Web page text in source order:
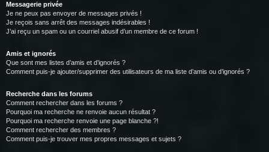
Messagerie privée
Je ne peux pas envoyer de messages privés !
Je reçois sans arrêt des messages indésirables !
J’ai reçu un spam ou un courriel abusif d’un membre de ce forum !
Amis et ignorés
Que sont mes listes d’amis et d’ignorés ?
Comment puis-je ajouter/supprimer des utilisateurs de ma liste d’amis ou d’ignorés ?
Recherche dans les forums
Comment rechercher dans les forums ?
Pourquoi ma recherche ne renvoie aucun résultat ?
Pourquoi ma recherche renvoie une page blanche ?!
Comment rechercher des membres ?
Comment puis-je trouver mes propres messages et sujets ?